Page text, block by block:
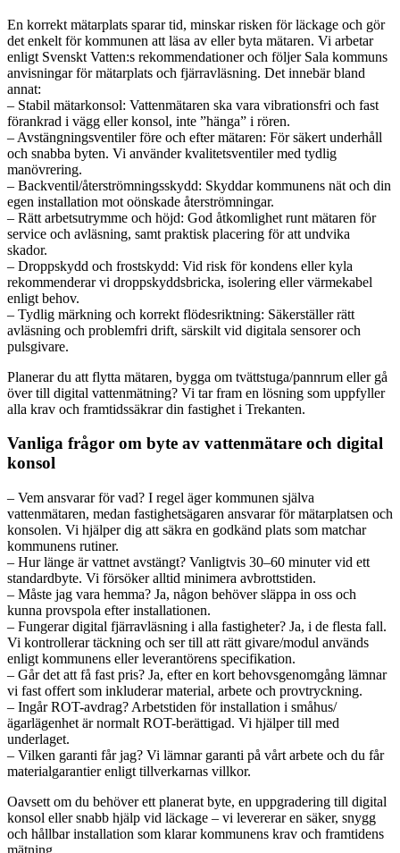
En korrekt mätarplats sparar tid, minskar risken för läckage och gör
det enkelt för kommunen att läsa av eller byta mätaren. Vi arbetar
enligt Svenskt Vatten:s rekommendationer och följer Sala kommuns
anvisningar för mätarplats och fjärravläsning. Det innebär bland
annat:
– Stabil mätarkonsol: Vattenmätaren ska vara vibrationsfri och fast
förankrad i vägg eller konsol, inte ”hänga” i rören.
– Avstängningsventiler före och efter mätaren: För säkert underhåll
och snabba byten. Vi använder kvalitetsventiler med tydlig
manövrering.
– Backventil/återströmningsskydd: Skyddar kommunens nät och din
egen installation mot oönskade återströmningar.
– Rätt arbetsutrymme och höjd: God åtkomlighet runt mätaren för
service och avläsning, samt praktisk placering för att undvika
skador.
– Droppskydd och frostskydd: Vid risk för kondens eller kyla
rekommenderar vi droppskyddsbricka, isolering eller värmekabel
enligt behov.
– Tydlig märkning och korrekt flödesriktning: Säkerställer rätt
avläsning och problemfri drift, särskilt vid digitala sensorer och
pulsgivare.
Planerar du att flytta mätaren, bygga om tvättstuga/pannrum eller gå
över till digital vattenmätning? Vi tar fram en lösning som uppfyller
alla krav och framtidssäkrar din fastighet i Trekanten.
Vanliga frågor om byte av vattenmätare och digital
konsol
– Vem ansvarar för vad? I regel äger kommunen själva
vattenmätaren, medan fastighetsägaren ansvarar för mätarplatsen och
konsolen. Vi hjälper dig att säkra en godkänd plats som matchar
kommunens rutiner.
– Hur länge är vattnet avstängt? Vanligtvis 30–60 minuter vid ett
standardbyte. Vi försöker alltid minimera avbrottstiden.
– Måste jag vara hemma? Ja, någon behöver släppa in oss och
kunna provspola efter installationen.
– Fungerar digital fjärravläsning i alla fastigheter? Ja, i de flesta fall.
Vi kontrollerar täckning och ser till att rätt givare/modul används
enligt kommunens eller leverantörens specifikation.
– Går det att få fast pris? Ja, efter en kort behovsgenomgång lämnar
vi fast offert som inkluderar material, arbete och provtryckning.
– Ingår ROT-avdrag? Arbetstiden för installation i småhus/
ägarlägenhet är normalt ROT-berättigad. Vi hjälper till med
underlaget.
– Vilken garanti får jag? Vi lämnar garanti på vårt arbete och du får
materialgarantier enligt tillverkarnas villkor.
Oavsett om du behöver ett planerat byte, en uppgradering till digital
konsol eller snabb hjälp vid läckage – vi levererar en säker, snygg
och hållbar installation som klarar kommunens krav och framtidens